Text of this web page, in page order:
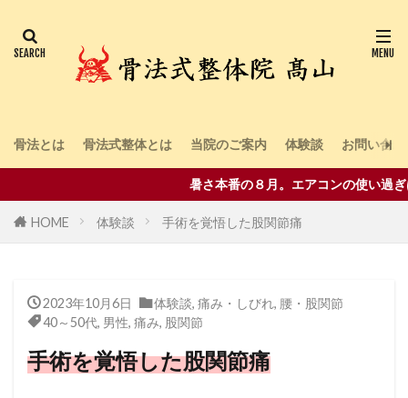
骨法とは 骨法式整体とは 当院のご案内 体験談 お問い合わ
暑さ本番の８月。エアコンの使い過ぎ
HOME 体験談 手術を覚悟した股関節痛
2023年10月6日 体験談, 痛み・しびれ, 腰・股関節
40～50代, 男性, 痛み, 股関節
手術を覚悟した股関節痛